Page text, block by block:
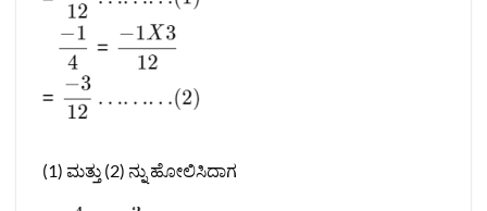
(1) ಮತ್ತು (2) ನ್ನು ಹೋಲಿಸಿದಾಗ